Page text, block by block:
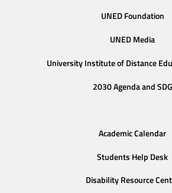
UNED Foundation
UNED Media
University Institute of Distance
2030 Agenda and SDG
Academic Calendar
Students Help Desk
Disability Resource